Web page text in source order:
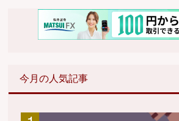
今月の人気記事